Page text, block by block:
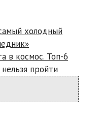
холодный
в космос. Топ-6
пройти